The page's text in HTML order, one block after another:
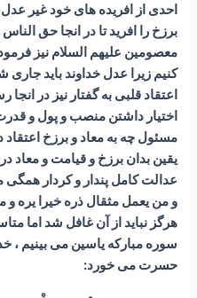
احدی از افریده های خود غیر عدل
برزخ را افرید تا در انجا حق
معصومین علیهم السلام نیز
کنیم زیرا عدل خداوند باید جاری
اعتقاد قلبی به گفتار نیز در
اختیار داشتن منصب و پول و
مسئول چه به معاد و برزخ
یقین بدان برزخ و قیامت و معاد
عدالت کامل پندار و کردار همگی
و من یعمل مثقال ذره خیرا یره و
سوره مبارکه یاسین می بینیم ،
حسرت می خورد: